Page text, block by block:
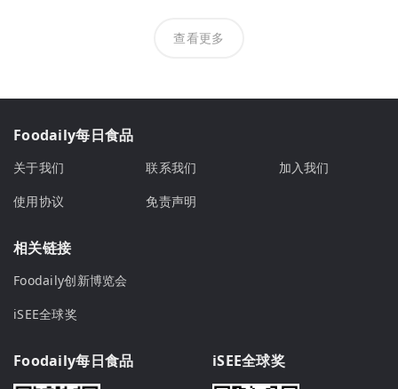
查看更多
Foodaily每日食品
关于我们 联系我们
加入我们
使用协议
免责声明
相关链接
Foodaily创新博览会
iSEE全球奖
Foodaily每日食品 iSEE全球奖